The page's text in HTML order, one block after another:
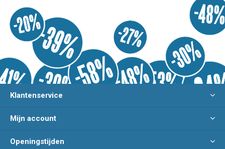
Klantenservice
Mijn account
Openingstijden